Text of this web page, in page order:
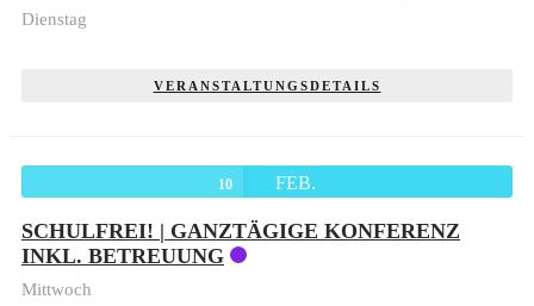
Dienstag
VERANSTALTUNGSDETAILS
10 FEB.
SCHULFREI! | GANZTÄGIGE KONFERENZ
INKL. BETREUUNG
Mittwoch